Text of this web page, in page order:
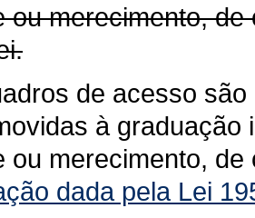
ou merecimento,
de acesso
à graduação
ou merecimento,
dada pela Lei